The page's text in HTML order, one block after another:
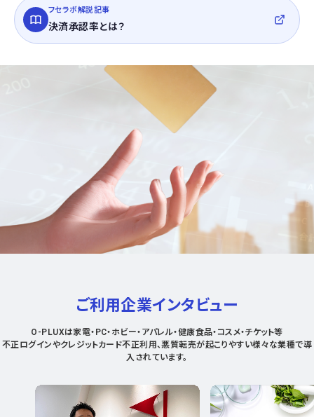
フセラボ解説記事
決済承認率とは？
ご利用企業インタビュー
O-PLUXは家電・PC・ホビー・アパレル・健康食品・コスメ・チケット等
不正ログインやクレジットカード不正利用、悪質転売が起こりやすい様々な業種で導
入されています。